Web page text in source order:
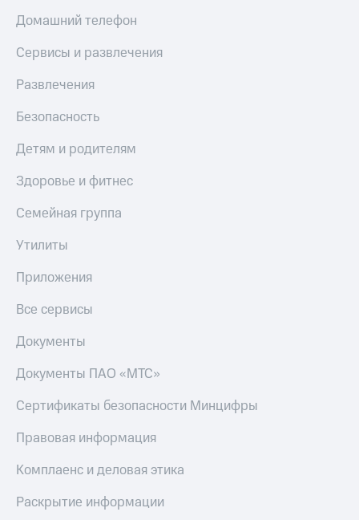
магазин
Смартфоны
Наушники
колонки
Умные
и
дом
Акции
скидки
Все
товары
Домашний телефон
Сервисы и развлечения
Развлечения
Безопасность
Детям и родителям
Здоровье и фитнес
Семейная группа
Утилиты
Приложения
Все сервисы
Документы
Документы ПАО «МТС»
Сертификаты безопасности Минцифры
Правовая информация
Комплаенс и деловая этика
Раскрытие информации